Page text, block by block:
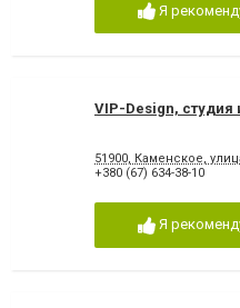
Я
VIP-Design, студия
51900, Каменское,
+380 (67) 634-38-10
Я